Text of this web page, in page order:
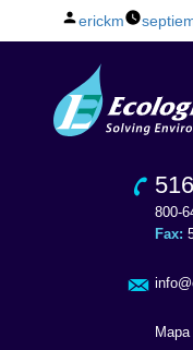
Posted
by
erickm
800-
Fax: